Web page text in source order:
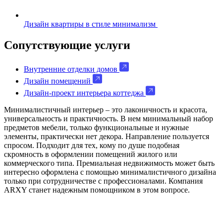
Дизайн квартиры в стиле минимализм
Сопутствующие услуги
Внутренние отделки домов
Дизайн помещений
Дизайн-проект интерьера коттеджа
Минималистичный интерьер – это лаконичность и красота,
универсальность и практичность. В нем минимальный набор
предметов мебели, только функциональные и нужные
элементы, практически нет декора. Направление пользуется
спросом. Подходит для тех, кому по душе подобная
скромность в оформлении помещений жилого или
коммерческого типа. Премиальная недвижимость может быть
интересно оформлена с помощью минималистичного дизайна
только при сотрудничестве с профессионалами. Компания
ARXY станет надежным помощником в этом вопросе.